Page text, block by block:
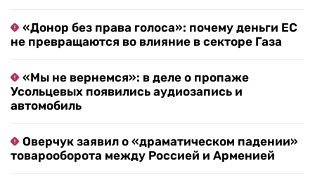
«Донор без права голоса»: почему деньги ЕС
не превращаются во влияние в секторе Газа
«Мы не вернемся»: в деле о пропаже
Усольцевых появились аудиозапись и
автомобиль
Оверчук заявил о «драматическом падении»
товарооборота между Россией и Арменией